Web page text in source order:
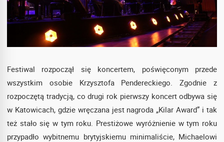
Festiwal rozpoczął się koncertem, poświęconym przede
wszystkim osobie Krzysztofa Pendereckiego. Zgodnie z
rozpoczętą tradycją, co drugi rok pierwszy koncert odbywa się
w Katowicach, gdzie wręczana jest nagroda „Kilar Award” i tak
też stało się w tym roku. Prestiżowe wyróżnienie w tym roku
przypadło wybitnemu brytyjskiemu minimaliście, Michaelowi